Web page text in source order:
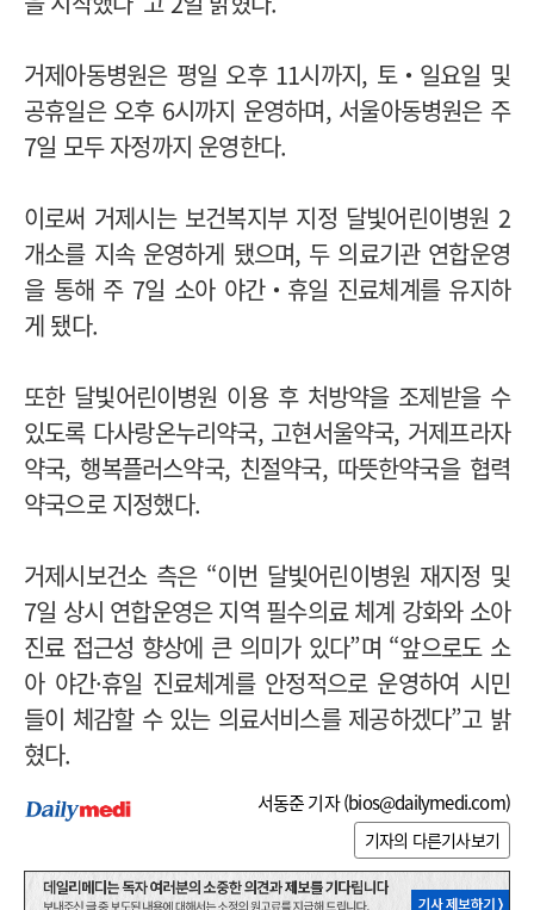
거제아동병원은 평일 오후 11시까지, 토‧일요일 및
공휴일은 오후 6시까지 운영하며, 서울아동병원은 주
7일 모두 자정까지 운영한다.
이로써 거제시는 보건복지부 지정 달빛어린이병원 2
개소를 지속 운영하게 됐으며, 두 의료기관 연합운영
을 통해 주 7일 소아 야간‧휴일 진료체계를 유지하
게 됐다.
또한 달빛어린이병원 이용 후 처방약을 조제받을 수
있도록 다사랑온누리약국, 고현서울약국, 거제프라자
약국, 행복플러스약국, 친절약국, 따뜻한약국을 협력
약국으로 지정했다.
거제시보건소 측은 “이번 달빛어린이병원 재지정 및
7일 상시 연합운영은 지역 필수의료 체계 강화와 소아
진료 접근성 향상에 큰 의미가 있다”며 “앞으로도 소
아 야간·휴일 진료체계를 안정적으로 운영하여 시민
들이 체감할 수 있는 의료서비스를 제공하겠다”고 밝
혔다.
서동준 기자 (bios@dailymedi.com)
기자의 다른기사보기